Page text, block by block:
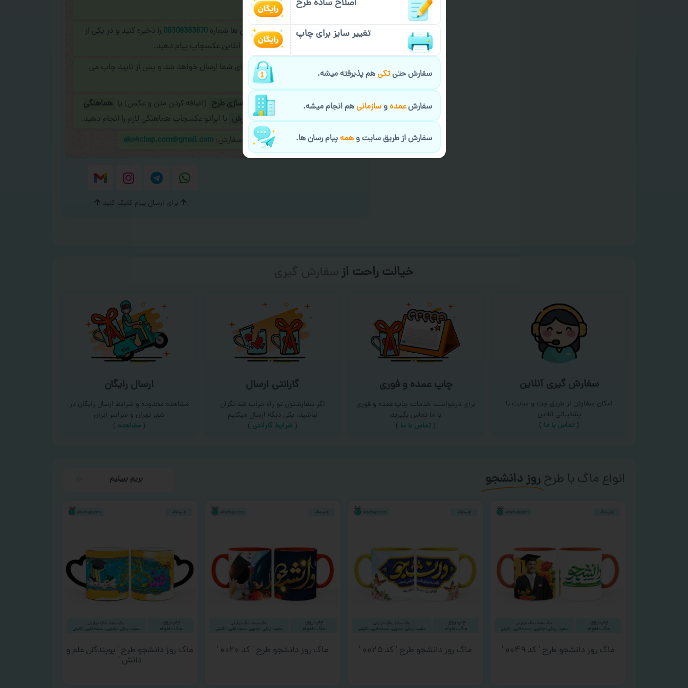
فرمایید.
برای ارسال پیام در پیام رسان ها شماره 09308383670 را ذخیره کنید و در یکی از
پیام رسان های زیر به اپراتور آنلاین عکسچاپ پیام دهید.
طراحی نهایی قبل از چاپ برای شما ارسال خواهد شد و پس از تایید چاپ می
در صورت نیاز به سفارشی سازی طرح (اضافه کردن متن و عکس) یا هماهنگی
ارسال و یا کادو کردن سفارش با اپراتو عکسچاپ هماهنگی لازم را انجام دهید.
ایمیل جهت ثبت یا پیگیری سفارش: aks4chap.com@gmail.com
برای ارسال پیام کلیک کنید
خیالت راحت از
سفارش گیری آنلاین
امکان سفارش از طریق چت و سایت با
پشتیبانی آنلاین
( تماس با ما‌ )
چاپ عمده و فوری
برای درخواست خدمات چاپ عمده و فوری
با ما تماس بگیرید
( تماس با ما )
گارانتی ارسال
اگر سفارشتون تو راه خراب شد نگران
نباشید، یکی دیگه ارسال میکنیم
( شرایط گارانتی )
ارسال رایگان
مشاهده محدوده و شرایط ارسال رایگان در
شهر تهران و سراسر ایران
(مشاهده )
انواع ماگ با طرحروز دانشجو بریم ببینیم
ماگ روز دانشجو طرح ‘ کد ۰۰۴۹ ‘ ماگ روز دانشجو طرح ‘ کد ۰۰۲۵ ‘ ماگ روز دانشجو طرح ‘ کد ۰۰۲۰ ‘ ماگ روز دانشجو طرح ‘ پویندگان علم و
دانش ‘
اصلاح ساده طرح
تغییر سایز برای چاپ
سفارش حتیتکیهم پذیرفته میشه.
سفارشعمدهوسازمانیهم انجام میشه.
سفارش از طریق سایت وهمهپیام رسان ها.